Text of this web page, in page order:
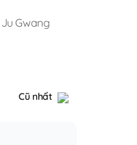
Ju Gwang
Cũ nhất